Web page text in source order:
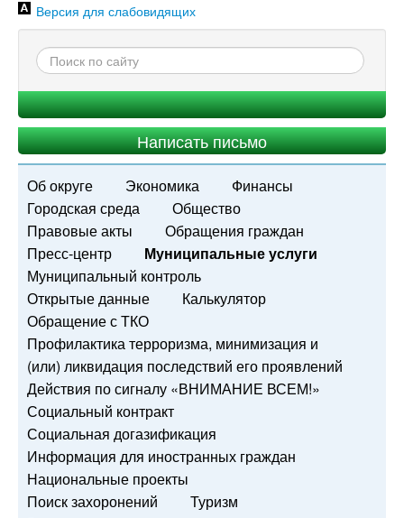
Версия для слабовидящих
Написать письмо
Об округе Экономика
Финансы
Городская среда
Общество
Правовые акты
Обращения граждан
Пресс-центр
Муниципальные услуги
Муниципальный контроль
Открытые данные
Калькулятор
Обращение с ТКО
Профилактика терроризма, минимизация и
(или) ликвидация последствий его проявлений
Действия по сигналу «ВНИМАНИЕ ВСЕМ!»
Социальный контракт
Социальная догазификация
Информация для иностранных граждан
Национальные проекты
Поиск захоронений
Туризм